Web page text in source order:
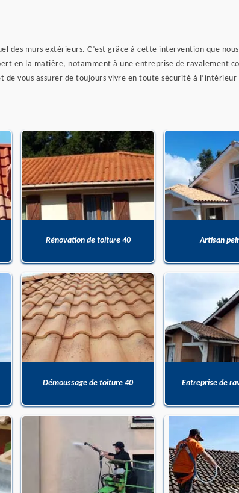
des murs extérieurs. C’est grâce à cette intervention que
en la matière, notamment à une entreprise de ravalement
vous assurer de toujours vivre en toute sécurité à
Rénovation de toiture 40 Artisan
Démoussage de toiture 40 Entreprise de